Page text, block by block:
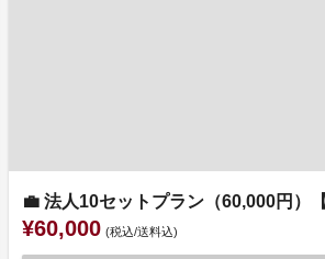
💼 法人10セットプラン（60,000円）
¥60,000 (税込/送料込)